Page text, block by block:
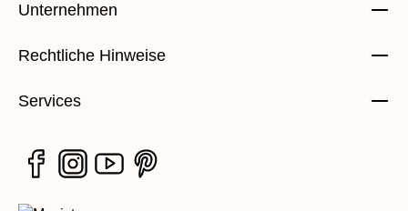
Unternehmen
Rechtliche Hinweise
Services